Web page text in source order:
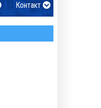
Контакт